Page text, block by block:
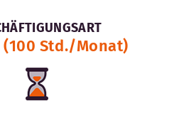
Std./Monat)